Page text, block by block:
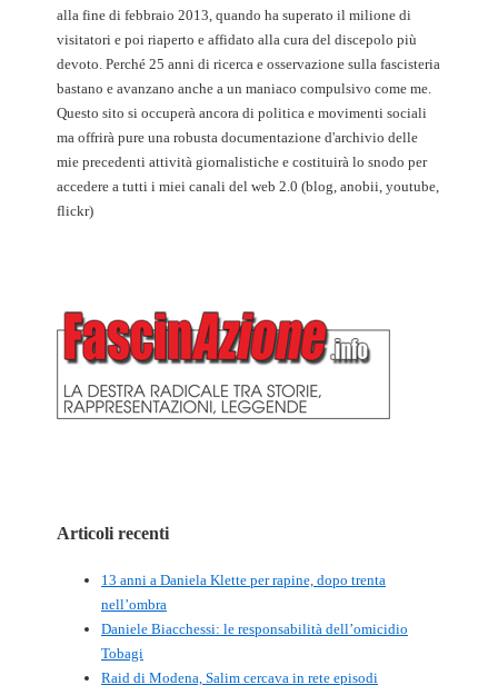
alla fine di febbraio 2013, quando ha superato il milione di
visitatori e poi riaperto e affidato alla cura del discepolo più
devoto. Perché 25 anni di ricerca e osservazione sulla fascisteria
bastano e avanzano anche a un maniaco compulsivo come me.
Questo sito si occuperà ancora di politica e movimenti sociali
ma offrirà pure una robusta documentazione d'archivio delle
mie precedenti attività giornalistiche e costituirà lo snodo per
accedere a tutti i miei canali del web 2.0 (blog, anobii, youtube,
flickr)
Articoli recenti
13 anni a Daniela Klette per rapine, dopo trenta
nell’ombra
Daniele Biacchessi: le responsabilità dell’omicidio
Tobagi
Raid di Modena, Salim cercava in rete episodi